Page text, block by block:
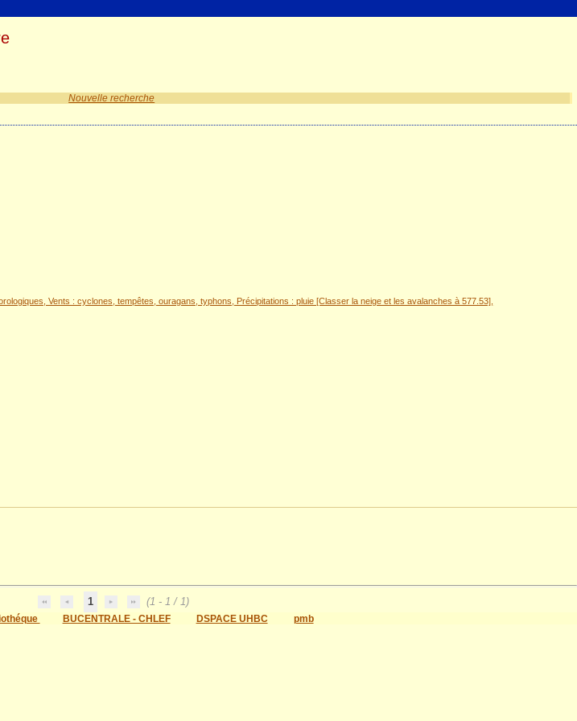
Nouvelle recherche
Vents : cyclones, tempêtes, ouragans, typhons, Précipitations : pluie [Classer la neige et les avalanches à 577.53],
1
(1 - 1 / 1)
BUCENTRALE - CHLEF DSPACE UHBC pmb